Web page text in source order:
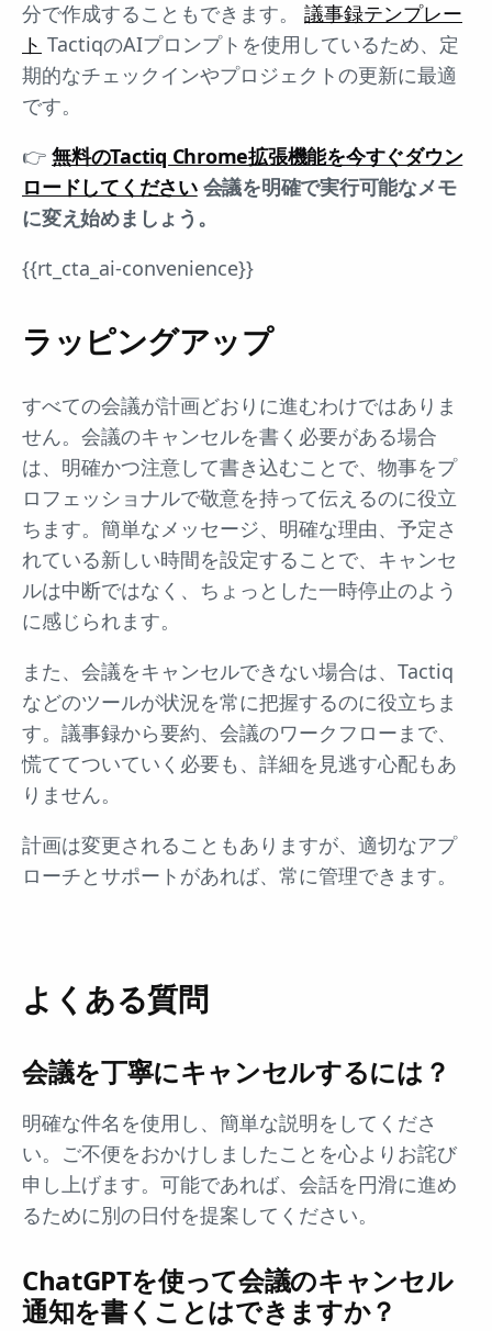
分で作成することもできます。 議事録テンプレー
ト TactiqのAIプロンプトを使用しているため、定
期的なチェックインやプロジェクトの更新に最適
です。
👉 無料のTactiq Chrome拡張機能を今すぐダウン
ロードしてください会議を明確で実行可能なメモ
に変え始めましょう。
{{rt_cta_ai-convenience}}
ラッピングアップ
すべての会議が計画どおりに進むわけではありま
せん。会議のキャンセルを書く必要がある場合
は、明確かつ注意して書き込むことで、物事をプ
ロフェッショナルで敬意を持って伝えるのに役立
ちます。簡単なメッセージ、明確な理由、予定さ
れている新しい時間を設定することで、キャンセ
ルは中断ではなく、ちょっとした一時停止のよう
に感じられます。
また、会議をキャンセルできない場合は、Tactiq
などのツールが状況を常に把握するのに役立ちま
す。議事録から要約、会議のワークフローまで、
慌ててついていく必要も、詳細を見逃す心配もあ
りません。
計画は変更されることもありますが、適切なアプ
ローチとサポートがあれば、常に管理できます。
よくある質問
会議を丁寧にキャンセルするには？
明確な件名を使用し、簡単な説明をしてくださ
い。ご不便をおかけしましたことを心よりお詫び
申し上げます。可能であれば、会話を円滑に進め
るために別の日付を提案してください。
ChatGPTを使って会議のキャンセル
通知を書くことはできますか？